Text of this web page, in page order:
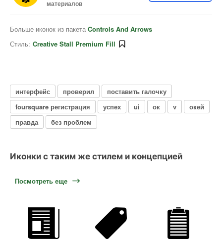
материалов
Больше иконок из пакета Controls And Arrows
Стиль: Creative Stall Premium Fill
интерфейс проверил
поставить галочку
foursquare регистрация
успех ui ок v
окей
правда
без проблем
Иконки с таким же стилем и концепцией
Посмотреть еще